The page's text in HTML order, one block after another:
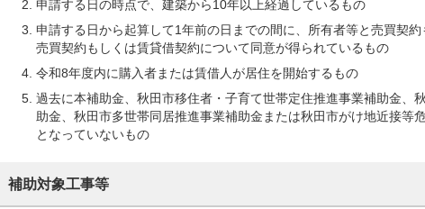
申請する日の時点で、建築から10年以上経過しているもの
申請する日から起算して1年前の日までの間に、所有者等と売買契
売買契約もしくは賃貸借契約について同意が得られているもの
令和8年度内に購入者または賃借人が居住を開始するもの
過去に本補助金、秋田市移住者・子育て世帯定住推進事業補助金、
助金、秋田市多世帯同居推進事業補助金または秋田市がけ地近接等
となっていないもの
補助対象工事等